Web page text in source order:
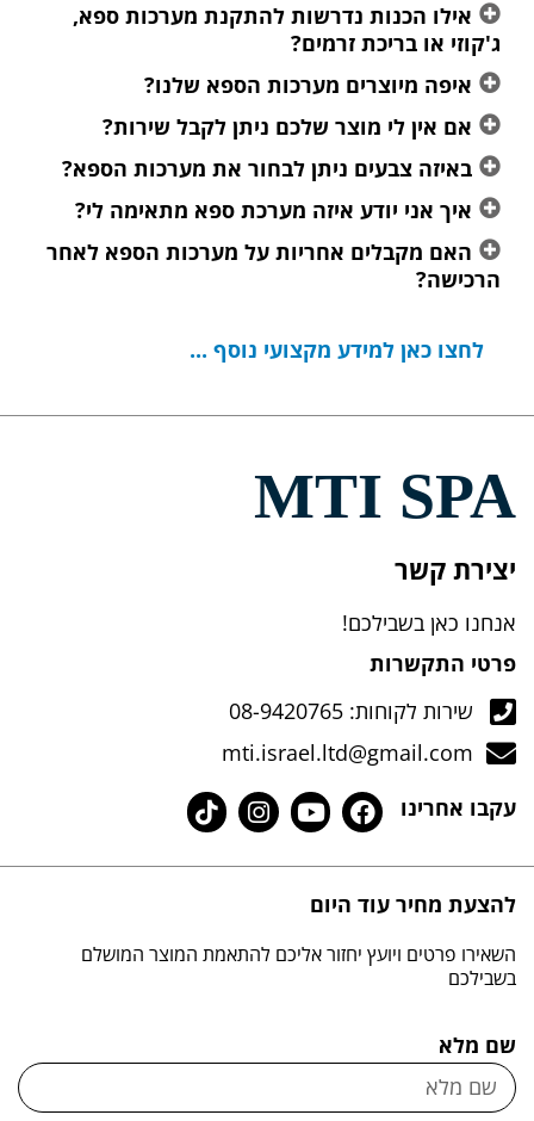
אילו הכנות נדרשות להתקנת מערכות ספא,
ג'קוזי או בריכת זרמים?
איפה מיוצרים מערכות הספא שלנו?
אם אין לי מוצר שלכם ניתן לקבל שירות?
באיזה צבעים ניתן לבחור את מערכות הספא?
איך אני יודע איזה מערכת ספא מתאימה לי?
האם מקבלים אחריות על מערכות הספא לאחר
הרכישה?
לחצו כאן למידע מקצועי נוסף ...
יצירת קשר
אנחנו כאן בשבילכם!
MTI SPA
פרטי התקשרות
שירות לקוחות: 08-9420765
mti.israel.ltd@gmail.com
עקבו אחרינו
להצעת מחיר עוד היום
השאירו פרטים ויועץ יחזור אליכם להתאמת המוצר המושלם
בשבילכם
שם מלא